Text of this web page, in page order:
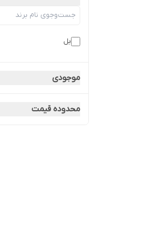
بل
موجودی
محدوده قیمت